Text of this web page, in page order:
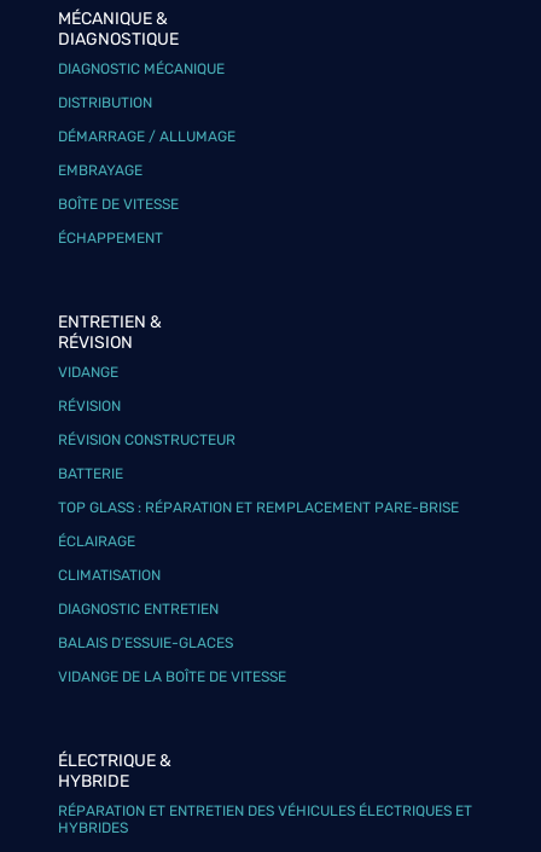
MÉCANIQUE &
DIAGNOSTIQUE
DIAGNOSTIC MÉCANIQUE
DISTRIBUTION
DÉMARRAGE / ALLUMAGE
EMBRAYAGE
BOÎTE DE VITESSE
ÉCHAPPEMENT
ENTRETIEN &
RÉVISION
VIDANGE
RÉVISION
RÉVISION CONSTRUCTEUR
BATTERIE
TOP GLASS : RÉPARATION ET REMPLACEMENT PARE-BRISE
ÉCLAIRAGE
CLIMATISATION
DIAGNOSTIC ENTRETIEN
BALAIS D’ESSUIE-GLACES
VIDANGE DE LA BOÎTE DE VITESSE
ÉLECTRIQUE &
HYBRIDE
RÉPARATION ET ENTRETIEN DES VÉHICULES ÉLECTRIQUES ET
HYBRIDES